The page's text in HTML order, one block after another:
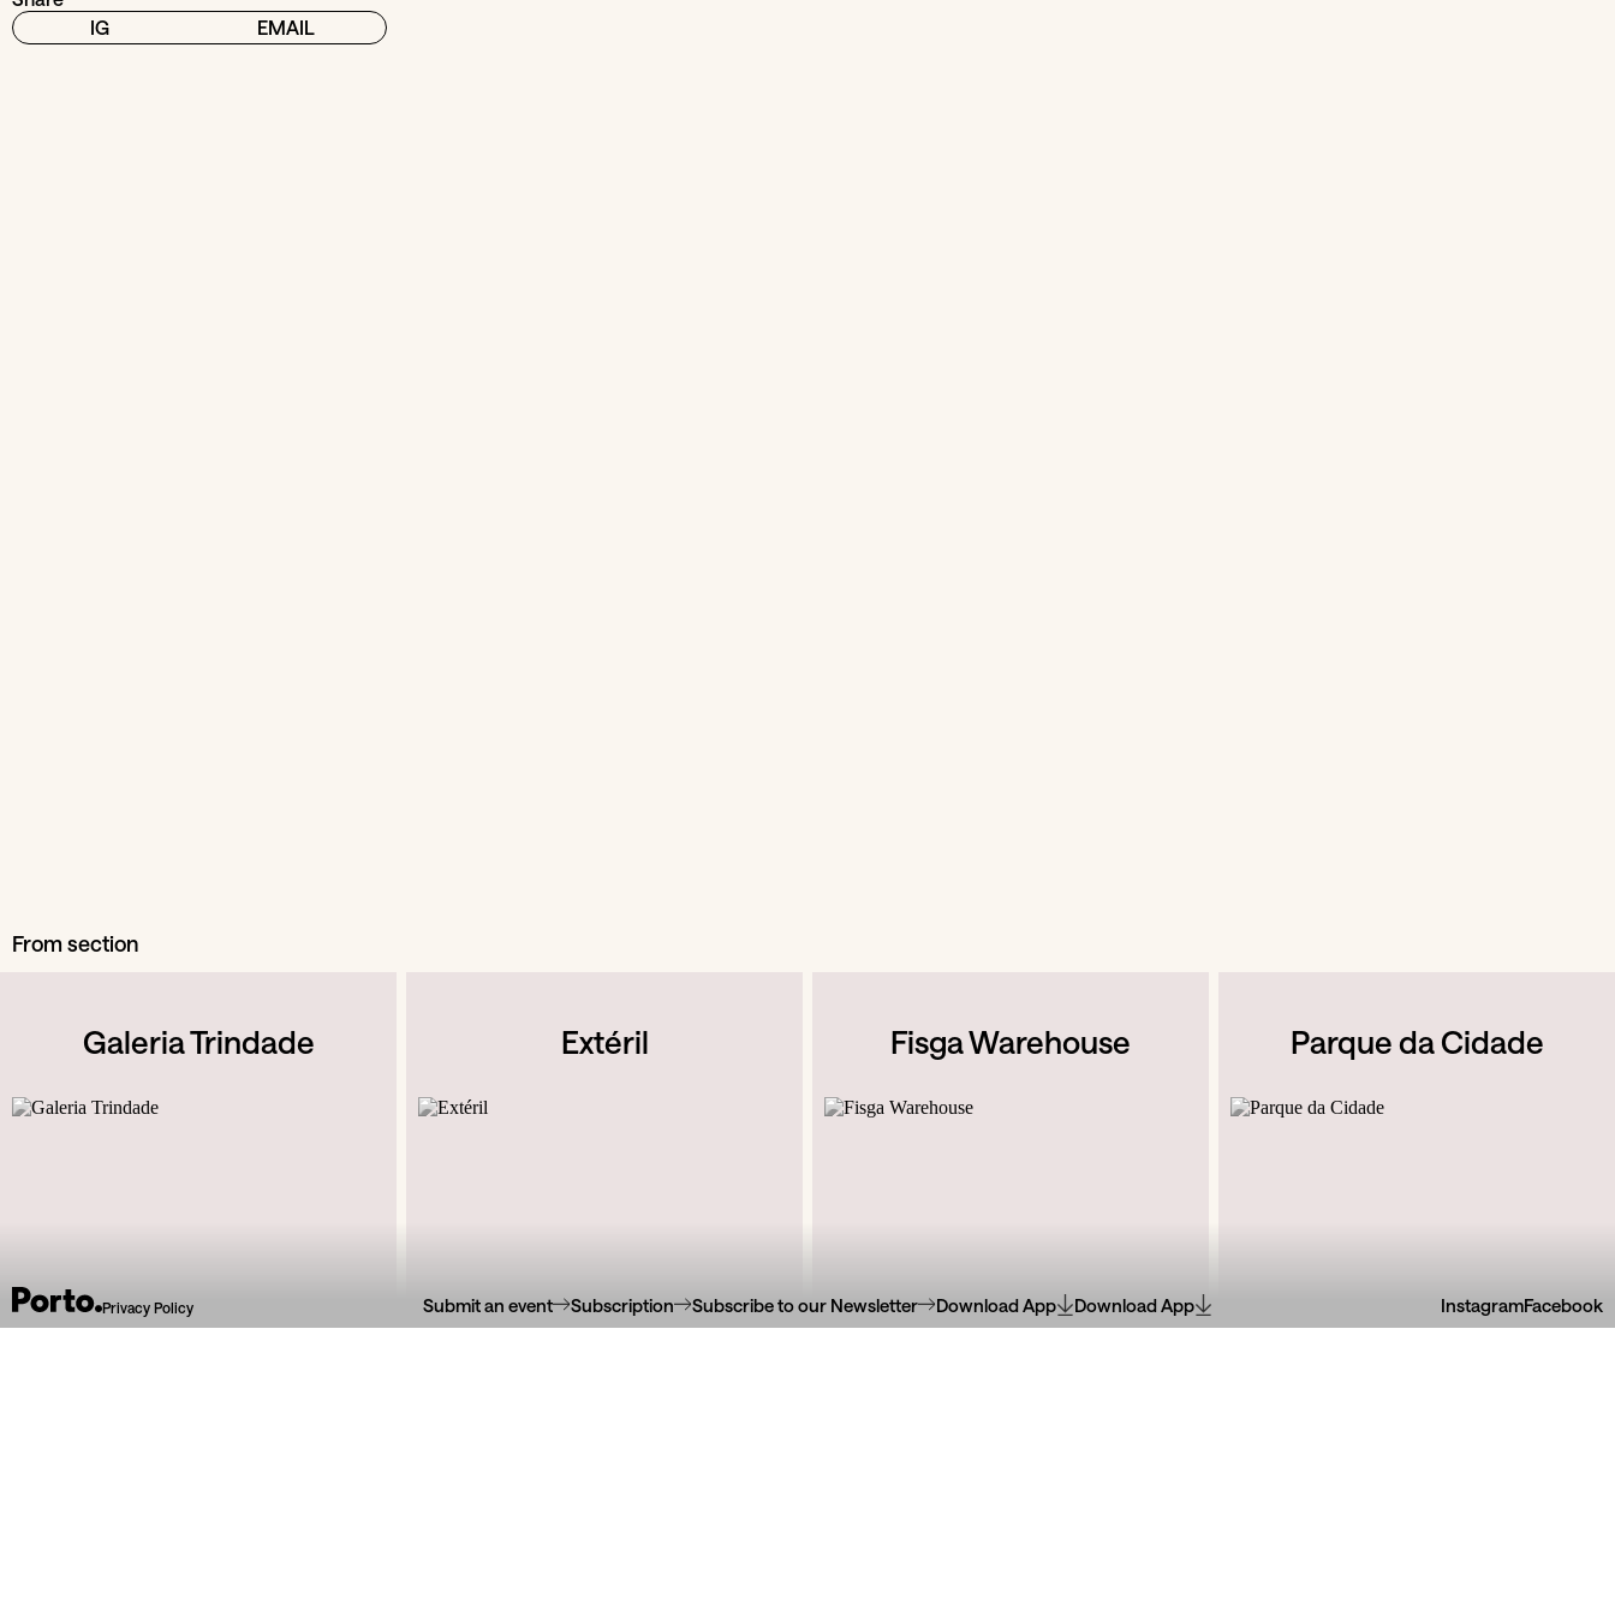
IG
EMAIL
From section
Galeria Trindade Extéril Fisga Warehouse Parque da Cidade
Privacy Policy Submit an event Subscription Subscribe to our Newsletter Download App Download App InstagramFacebook